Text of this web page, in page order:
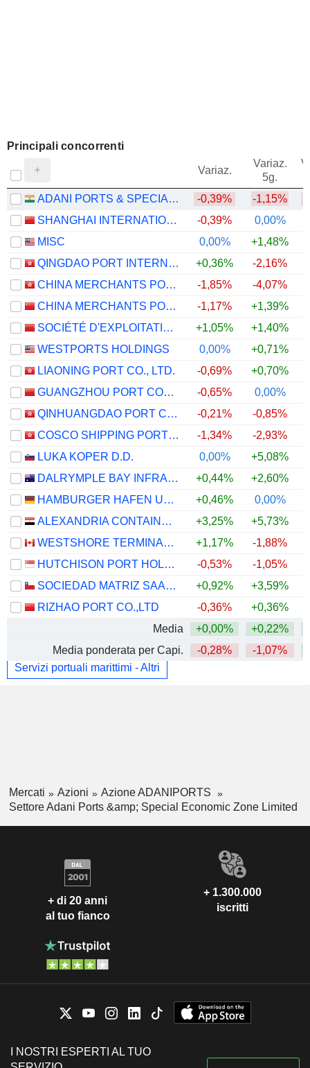
Principali concorrenti
Variaz.
Variaz.
5g.
ADANI PORTS & SPECIAL ECONOMIC ZONE LIMITED
-0,39% -1,15%
SHANGHAI INTERNATIONAL PORT (GROUP) CO., LTD.
-0,39% 0,00%
MISC
0,00% +1,48%
QINGDAO PORT INTERNATIONAL CO., LTD.
+0,36% -2,16%
CHINA MERCHANTS PORT HOLDINGS COMPANY LIMITED
-1,85% -4,07%
CHINA MERCHANTS PORT GROUP CO., LTD.
-1,17% +1,39%
SOCIÉTÉ D'EXPLOITATION DES PORTS
+1,05% +1,40%
WESTPORTS HOLDINGS
0,00% +0,71%
LIAONING PORT CO., LTD.
-0,69% +0,70%
GUANGZHOU PORT COMPANY LIMITED
-0,65% 0,00%
QINHUANGDAO PORT CO., LTD.
-0,21% -0,85%
COSCO SHIPPING PORTS LIMITED
-1,34% -2,93%
LUKA KOPER D.D.
0,00% +5,08%
DALRYMPLE BAY INFRASTRUCTURE LIMITED
+0,44% +2,60%
HAMBURGER HAFEN UND LOGISTIK AG
+0,46% 0,00%
ALEXANDRIA CONTAINER&CARGO HANDLING COMPANY
+3,25% +5,73%
WESTSHORE TERMINALS INVESTMENT CORPORATION
+1,17% -1,88%
HUTCHISON PORT HOLDINGS TRUST
-0,53% -1,05%
SOCIEDAD MATRIZ SAAM S.A.
+0,92% +3,59%
RIZHAO PORT CO.,LTD
-0,36% +0,36%
Media
+0,00% +0,22%
Media ponderata per Capi.
-0,28% -1,07%
Servizi portuali marittimi - Altri
Mercati Azioni
Azione ADANIPORTS
Settore Adani Ports &amp; Special Economic Zone Limited
+ di 20 anni
al tuo fianco
+ 1.300.000
iscritti
I NOSTRI ESPERTI AL TUO